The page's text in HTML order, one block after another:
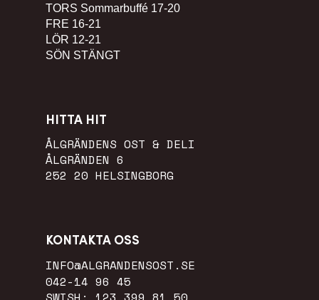
TORS Sommarbuffé 17-20
FRE 16-21
LÖR 12-21
SÖN STÄNGT
HITTA HIT
ÅLGRÄNDENS OST & DELI
ÅLGRÄNDEN 6
252 20 HELSINGBORG
KONTAKTA OSS
INFO@ALGRANDENSOST.SE
042-14 96 45